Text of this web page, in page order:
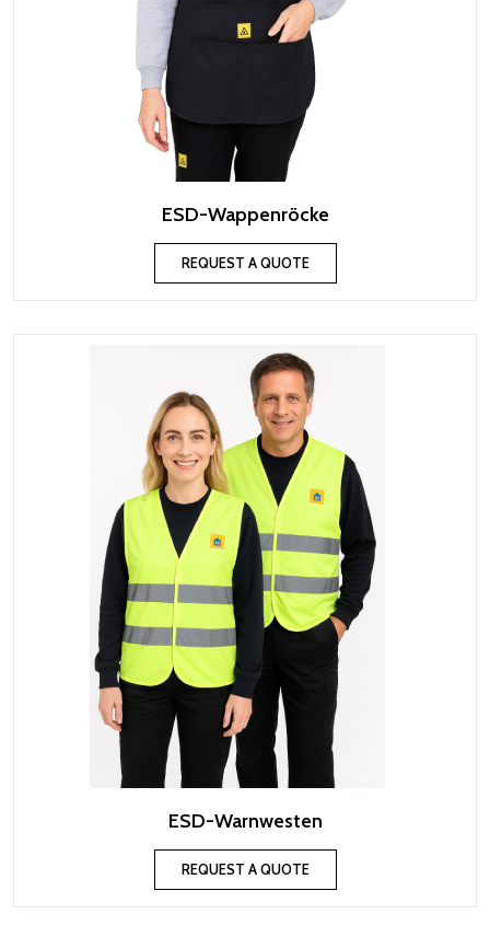
ESD-Wappenröcke
REQUEST A QUOTE
ESD-Warnwesten
REQUEST A QUOTE